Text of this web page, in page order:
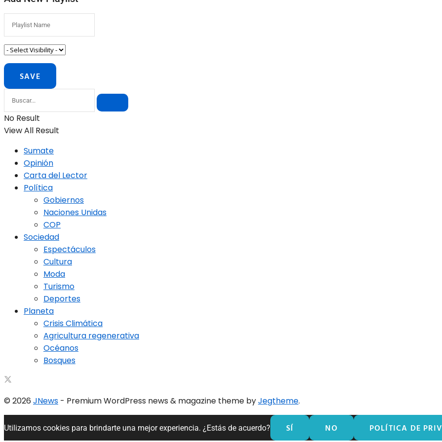
No Result
View All Result
Sumate
Opinión
Carta del Lector
Política
Gobiernos
Naciones Unidas
COP
Sociedad
Espectáculos
Cultura
Moda
Turismo
Deportes
Planeta
Crisis Climática
Agricultura regenerativa
Océanos
Bosques
© 2026 JNews - Premium WordPress news & magazine theme byJegtheme.
Utilizamos cookies para brindarte una mejor experiencia. ¿Estás de acuerdo? SÍ NO POLÍTICA DE